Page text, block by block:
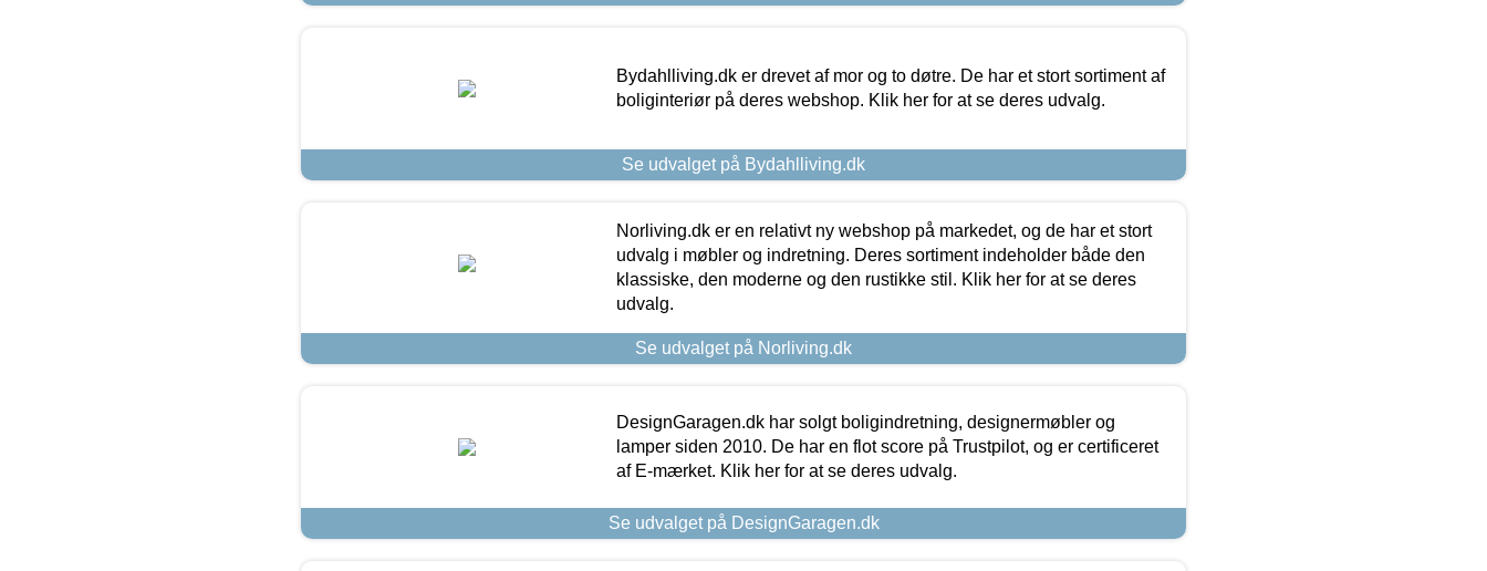
Bydahlliving.dk er drevet af mor og to døtre. De har et stort sortiment af
boliginteriør på deres webshop. Klik her for at se deres udvalg.
Se udvalget på Bydahlliving.dk
Norliving.dk er en relativt ny webshop på markedet, og de har et stort
udvalg i møbler og indretning. Deres sortiment indeholder både den
klassiske, den moderne og den rustikke stil. Klik her for at se deres
udvalg.
Se udvalget på Norliving.dk
DesignGaragen.dk har solgt boligindretning, designermøbler og
lamper siden 2010. De har en flot score på Trustpilot, og er certificeret
af E-mærket. Klik her for at se deres udvalg.
Se udvalget på DesignGaragen.dk